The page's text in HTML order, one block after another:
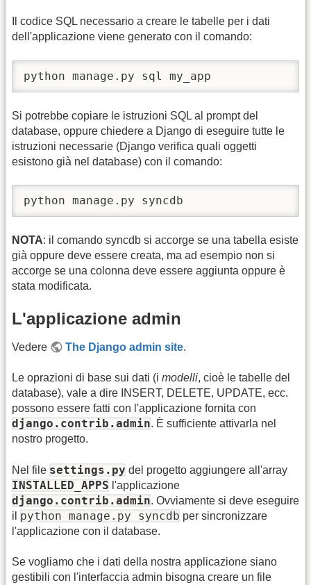
Il codice SQL necessario a creare le tabelle per i dati
dell'applicazione viene generato con il comando:
python manage.py sql my_app
Si potrebbe copiare le istruzioni SQL al prompt del
database, oppure chiedere a Django di eseguire tutte le
istruzioni necessarie (Django verifica quali oggetti
esistono già nel database) con il comando:
python manage.py syncdb
NOTA: il comando syncdb si accorge se una tabella esiste
già oppure deve essere creata, ma ad esempio non si
accorge se una colonna deve essere aggiunta oppure è
stata modificata.
L'applicazione admin
Vedere The Django admin site.
Le oprazioni di base sui dati (i modelli, cioè le tabelle del
database), vale a dire INSERT, DELETE, UPDATE, ecc.
possono essere fatti con l'applicazione fornita con
django.contrib.admin. È sufficiente attivarla nel
nostro progetto.
Nel file settings.py del progetto aggiungere all'array
INSTALLED_APPS l'applicazione
django.contrib.admin. Ovviamente si deve eseguire
il python manage.py syncdb per sincronizzare
l'applicazione con il database.
Se vogliamo che i dati della nostra applicazione siano
gestibili con l'interfaccia admin bisogna creare un file